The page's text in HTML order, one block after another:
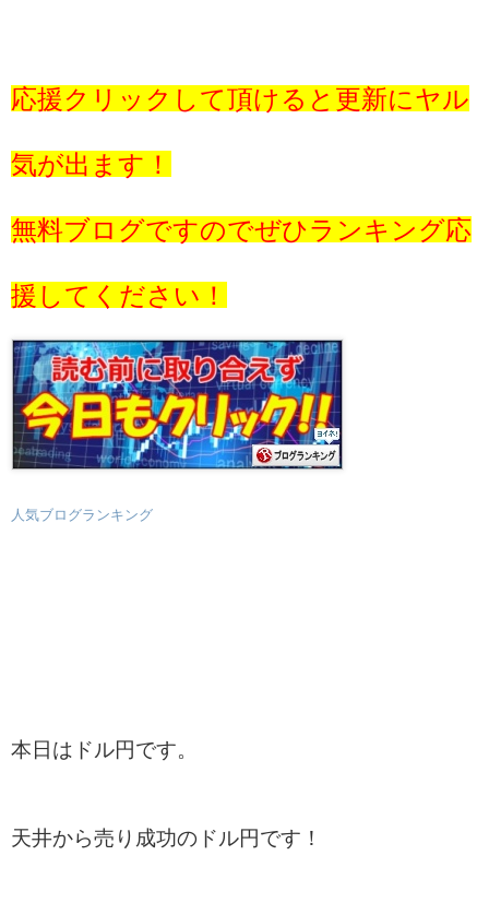
応援クリックして頂けると更新にヤル
気が出ます！
無料ブログですのでぜひランキング応
援してください！
人気ブログランキング
本日はドル円です。
天井から売り成功のドル円です！